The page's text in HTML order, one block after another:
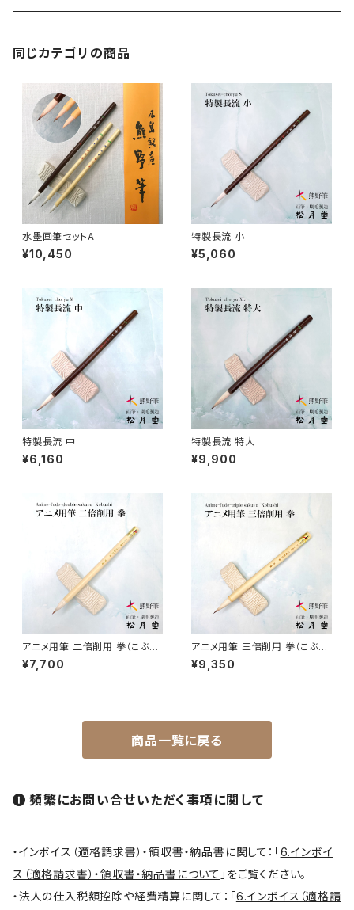
長流 / CHORYU (ink draw)
山馬筆 / SANBA (ink,rough line)
ローケツ筆 / ROUKETSU (batik)
俳画筆 / HAIGA (haiku picture)
線描筆 / SENBYO (line,outline)
付立筆 / TSUKETATEFUDE
如水 / NYOSUI (line,color)
白圭 / HAKKEI(line,color,crafts)
蒔絵筆 / MAKIE
円山筆 / Maruyama Fude
オロンピー筆 / Oronpy Fude
平筆 / Hirafude (flat brush)
連筆/Renpitsu
竹刷毛 / TAKEBAKE
横刷毛
唐刷毛
日本画用唐刷毛
アニメ水張り・ぼかし・グラデーション
アニメ特定用途描き・特殊
絵手紙 - picture letter
カリグラフィー - calligraphy
陶芸 - ceramics
染色（友禅・紅型・ろうけつ他） - dyeing
暮らし・雑貨 - knickknack
料理 - cooking
版画 -prints
同じカテゴリの商品
水墨画筆セットA
¥10,450
特製長流 小
¥5,060
特製長流 中
¥6,160
特製長流 特大
¥9,900
アニメ用筆 二倍削用 拳（こぶ
し）
¥7,700
アニメ用筆 三倍削用 拳（こぶ
し）
¥9,350
商品一覧に戻る
頻繁にお問い合せいただく事項に関して
・インボイス（適格請求書）・領収書・納品書に関して：「6.インボイ
ス（適格請求書）・領収書・納品書について 」をご覧ください。
・法人の仕入税額控除や経費精算に関して：「6.インボイス（適格請